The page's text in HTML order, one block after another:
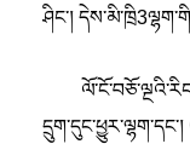
ཤིང་།